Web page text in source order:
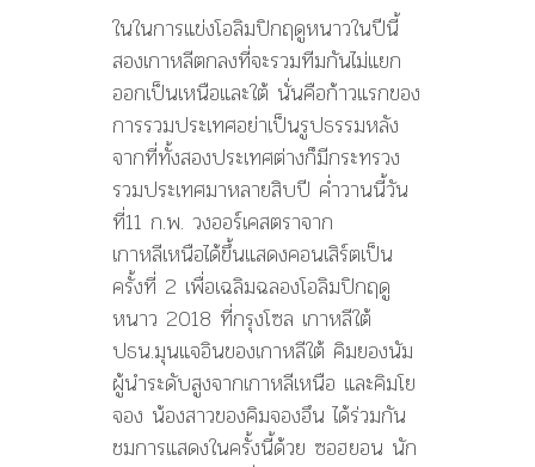
ในในการแข่งโอลิมปิกฤดูหนาวในปีนี้
สองเกาหลีตกลงที่จะรวมทีมกันไม่แยก
ออกเป็นเหนือและใต้ นั่นคือก้าวแรกของ
การรวมประเทศอย่าเป็นรูปธรรมหลัง
จากที่ทั้งสองประเทศต่างก็มีกระทรวง
รวมประเทศมาหลายสิบปี ค่ำวานนี้วัน
ที่11 ก.พ. วงออร์เคสตราจาก
เกาหลีเหนือได้ขึ้นแสดงคอนเสิร์ตเป็น
ครั้งที่ 2 เพื่อเฉลิมฉลองโอลิมปิกฤดู
หนาว 2018 ที่กรุงโซล เกาหลีใต้
ปธน.มุนแจอินของเกาหลีใต้ คิมยองนัม
ผู้นำระดับสูงจากเกาหลีเหนือ และคิมโย
จอง น้องสาวของคิมจองอึน ได้ร่วมกัน
ชมการแสดงในครั้งนี้ด้วย ซอฮยอน นัก